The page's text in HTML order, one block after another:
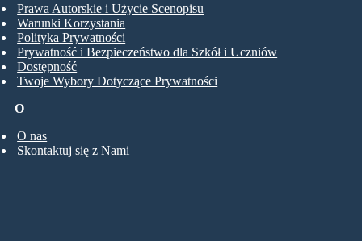
O
O nas
Skontaktuj się z Nami
Prawa Autorskie i Użycie Scenopisu
Warunki Korzystania
Polityka Prywatności
Prywatność i Bezpieczeństwo dla Szkół i Uczniów
Dostępność
Twoje Wybory Dotyczące Prywatności